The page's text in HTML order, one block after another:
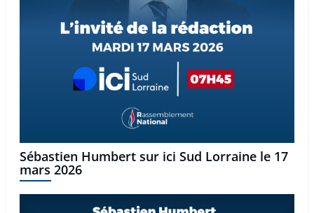
Sébastien Humbert sur ici Sud Lorraine le 17
mars 2026